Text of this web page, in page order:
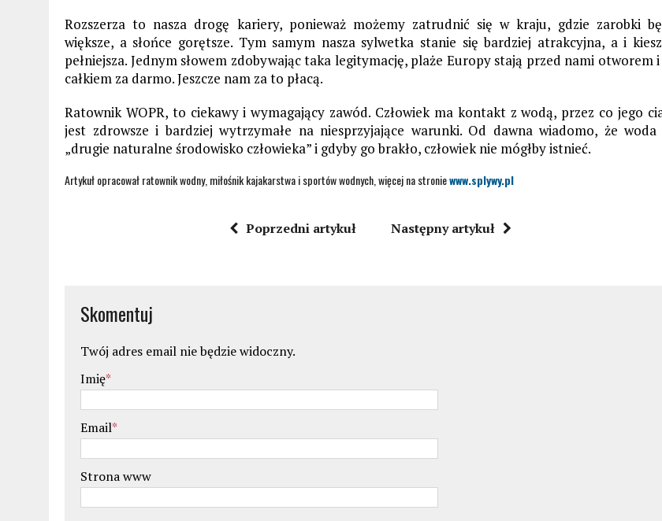
Rozszerza to nasza drogę kariery, ponieważ możemy zatrudnić się w kraju, gdzie zarobki
większe, a słońce gorętsze. Tym samym nasza sylwetka stanie się bardziej atrakcyjna, a i
pełniejsza. Jednym słowem zdobywając taka legitymację, plaże Europy stają przed nami otworem
całkiem za darmo. Jeszcze nam za to płacą.
Ratownik WOPR, to ciekawy i wymagający zawód. Człowiek ma kontakt z wodą, przez co jego
jest zdrowsze i bardziej wytrzymałe na niesprzyjające warunki. Od dawna wiadomo, że
„drugie naturalne środowisko człowieka” i gdyby go brakło, człowiek nie mógłby istnieć.
Artykuł opracował ratownik wodny, miłośnik kajakarstwa i sportów wodnych, więcej na stroniewww.splywy.pl
Poprzedni artykuł Następny artykuł
Skomentuj
Twój adres email nie będzie widoczny.
Imię*
Email*
Strona www